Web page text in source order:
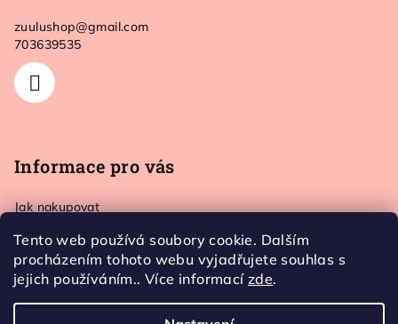
Tento web používá soubory cookie. Dalším
procházením tohoto webu vyjadřujete souhlas s
jejich používáním.. Více informací zde.
zuulushop@gmail.com
703639535
Informace pro vás
Jak nakupovat
Kontakt
Obchodní podmínky